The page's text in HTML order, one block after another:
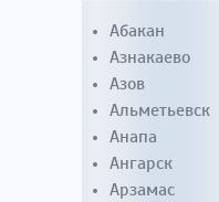
Абакан
Азнакаево
Азов
Альметьевск
Анапа
Ангарск
Арзамас